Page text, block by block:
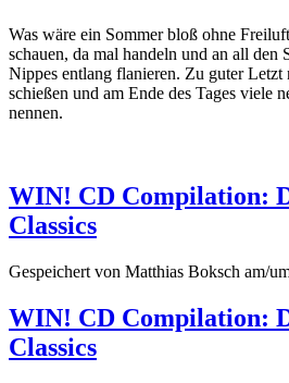
Was wäre ein Sommer bloß ohne
schauen, da mal handeln und an all den
Nippes entlang flanieren. Zu guter Letzt
schießen und am Ende des Tages viele
nennen.
WIN! CD Compilation:
Classics
Gespeichert von Matthias Boksch am/
WIN! CD Compilation:
Classics